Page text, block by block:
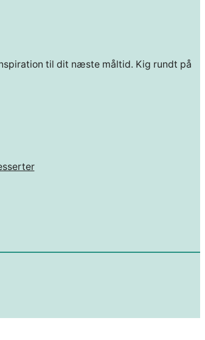
til dit næste måltid. Kig rundt på